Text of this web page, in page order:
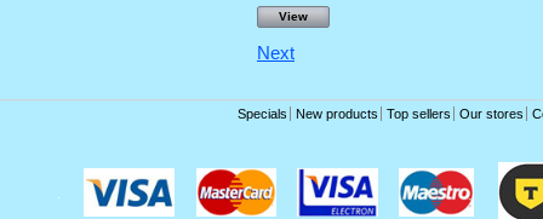
View
Next
Specials New products Top sellers Our stores